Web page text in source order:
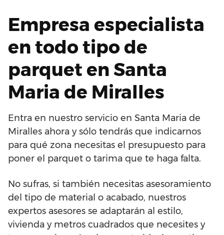
Empresa especialista
en todo tipo de
parquet en Santa
Maria de Miralles
Entra en nuestro servicio en Santa Maria de
Miralles ahora y sólo tendrás que indicarnos
para qué zona necesitas el presupuesto para
poner el parquet o tarima que te haga falta.
No sufras, si también necesitas asesoramiento
del tipo de material o acabado, nuestros
expertos asesores se adaptarán al estilo,
vivienda y metros cuadrados que necesites y